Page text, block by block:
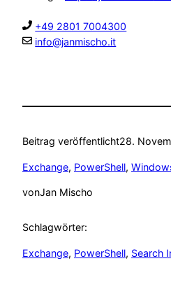
+49 2801 7004300
info@janmischo.it
Beitrag veröffentlicht28.
Exchange, PowerShell,
vonJan Mischo
Schlagwörter:
Exchange, PowerShell, Search